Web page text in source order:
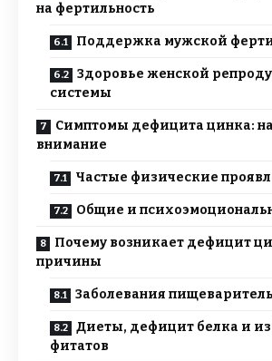
на фертильность
Поддержка мужской
Здоровье женской
системы
Симптомы дефицита цинка: на
внимание
Частые физические
Общие и
Почему возникает дефицит
причины
Заболевания
Диеты, дефицит белка и
фитатов